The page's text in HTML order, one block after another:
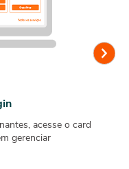
acesse o card
gerenciar